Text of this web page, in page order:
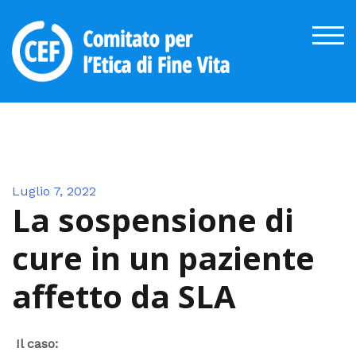
content
Luglio 7, 2022
La sospensione di
cure in un paziente
affetto da SLA
Il caso: